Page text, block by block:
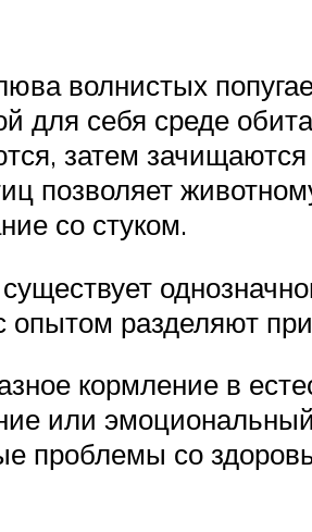
волнистых
для себя среде
затем зачищаются
позволяет
со стуком.
опытом разделяют
кормление в
или
проблемы со